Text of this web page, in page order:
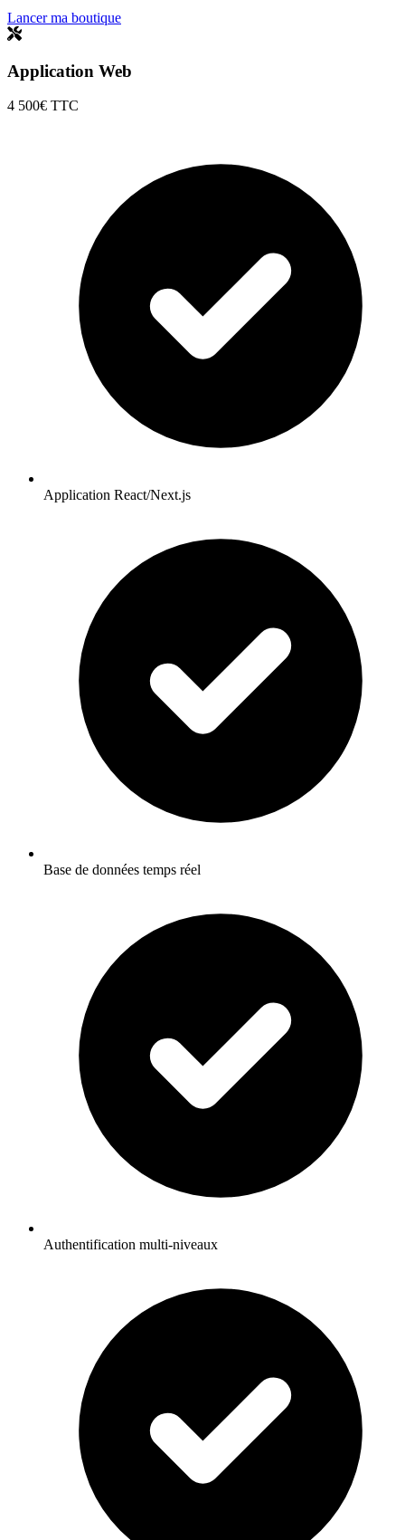
Lancer ma boutique
Application Web
4 500€ TTC
Application React/Next.js
Base de données temps réel
Authentification multi-niveaux